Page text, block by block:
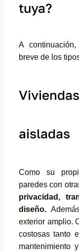
tuya?
A
breve de los
aisladas
Como su
paredes con
privacidad,
diseño.
exterior amplio.
costosas tanto
mantenimiento